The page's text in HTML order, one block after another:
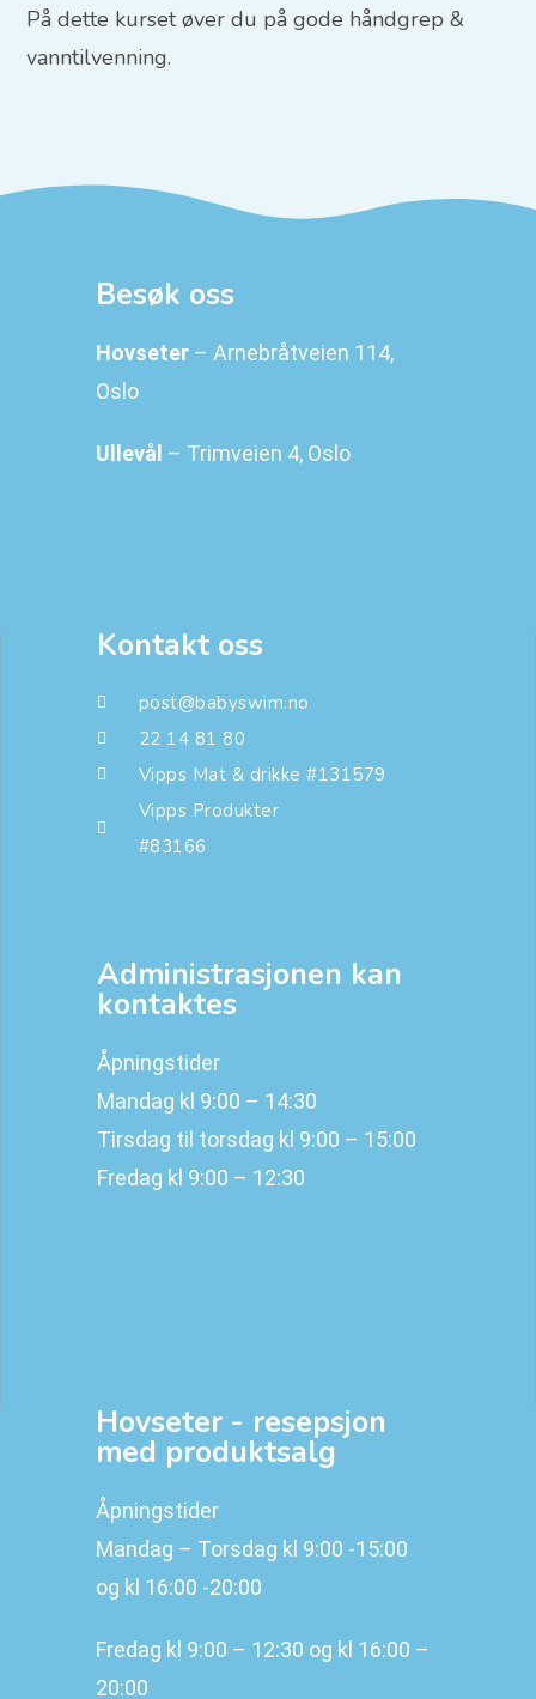
På dette kurset øver du på gode håndgrep &
vanntilvenning.
Besøk oss
Hovseter – Arnebråtveien 114,
Oslo
Ullevål – Trimveien 4, Oslo
Kontakt oss
post@babyswim.no
22 14 81 80
Vipps Mat & drikke #131579
Vipps Produkter
#83166
Administrasjonen kan
kontaktes
Åpningstider
Mandag kl 9:00 – 14:30
Tirsdag til torsdag kl 9:00 – 15:00
Fredag kl 9:00 – 12:30
Hovseter - resepsjon
med produktsalg
Åpningstider
Mandag – Torsdag kl 9:00 -15:00
og kl 16:00 -20:00
Fredag kl 9:00 – 12:30 og kl 16:00 –
20:00